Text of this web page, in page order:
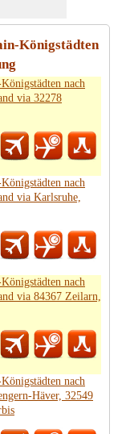
Königstädten
nach
via 32278
nach
via Karlsruhe,
nach
via 84367 Zeilarn,
nach
Häver, 32549